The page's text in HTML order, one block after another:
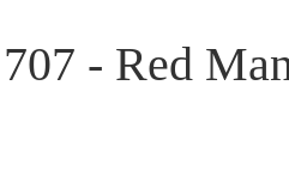
707 - Red